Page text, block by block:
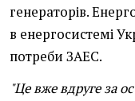
генераторів.
в енергосистемі
потреби ЗАЕС.
"Це вже вдруге за